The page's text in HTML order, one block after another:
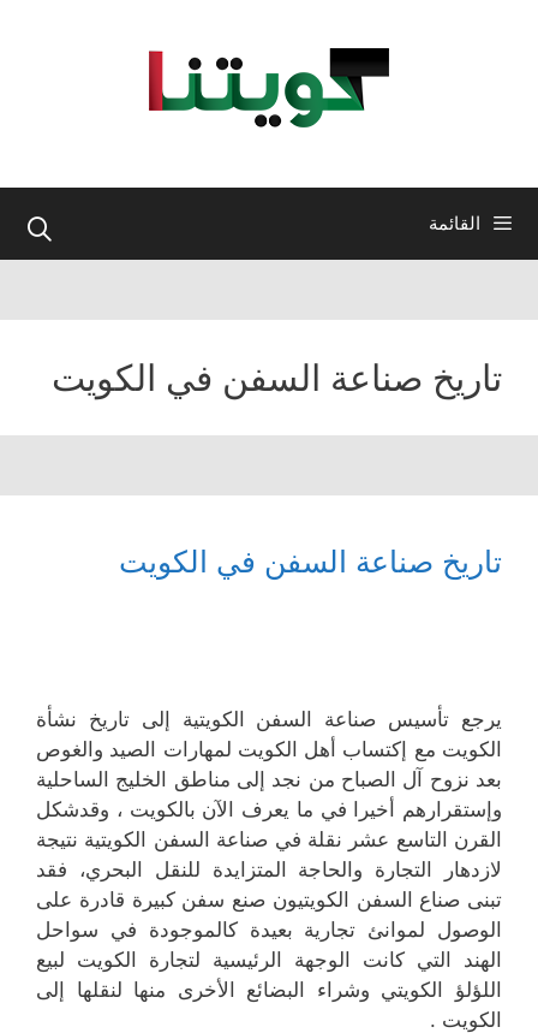
القائمة
تاريخ صناعة السفن في الكويت
تاريخ صناعة السفن في الكويت
يرجع تأسيس صناعة السفن الكويتية إلى تاريخ نشأة
الكويت مع إكتساب أهل الكويت لمهارات الصيد والغوص
بعد نزوح آل الصباح من نجد إلى مناطق الخليج الساحلية
وإستقرارهم أخيرا في ما يعرف الآن بالكويت ، وقدشكل
القرن التاسع عشر نقلة في صناعة السفن الكويتية نتيجة
لازدهار التجارة والحاجة المتزايدة للنقل البحري، فقد
تبنى صناع السفن الكويتيون صنع سفن كبيرة قادرة على
الوصول لموانئ تجارية بعيدة كالموجودة في سواحل
الهند التي كانت الوجهة الرئيسية لتجارة الكويت لبيع
اللؤلؤ الكويتي وشراء البضائع الأخرى منها لنقلها إلى
الكويت .